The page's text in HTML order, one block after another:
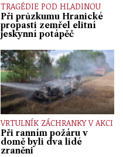
TRAGÉDIE POD HLADINOU
Při průzkumu Hranické
propasti zemřel elitní
jeskynní potápěč
VRTULNÍK ZÁCHRANKY V AKCI
Při ranním požáru v
domě byli dva lidé
zraněni